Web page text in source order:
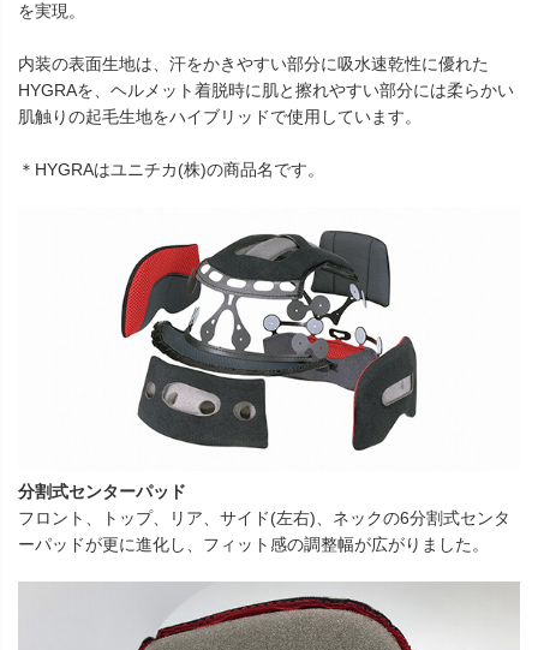
を実現。
内装の表面生地は、汗をかきやすい部分に吸水速乾性に優れた
HYGRAを、ヘルメット着脱時に肌と擦れやすい部分には柔らかい
肌触りの起毛生地をハイブリッドで使用しています。
＊HYGRAはユニチカ(株)の商品名です。
分割式センターパッド
フロント、トップ、リア、サイド(左右)、ネックの6分割式センタ
ーパッドが更に進化し、フィット感の調整幅が広がりました。